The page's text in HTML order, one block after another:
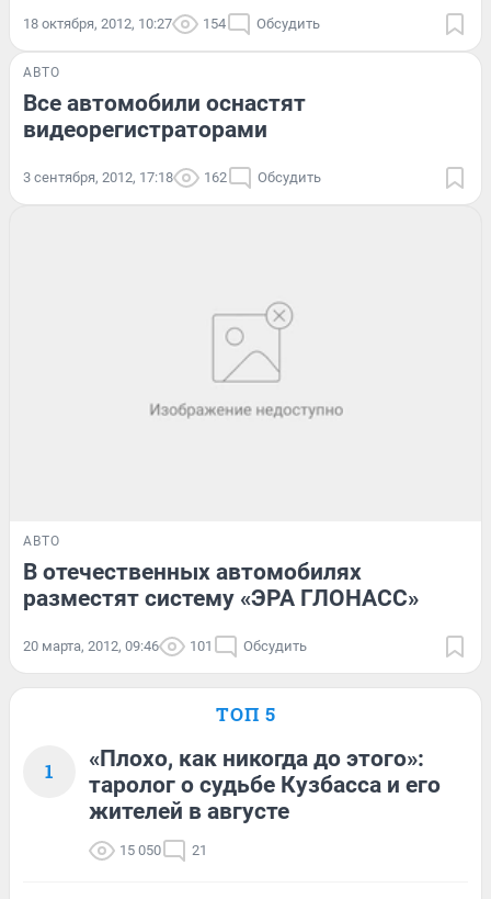
18 октября, 2012, 10:27 154 Обсудить
АВТО
Все автомобили оснастят
видеорегистраторами
3 сентября, 2012, 17:18 162 Обсудить
АВТО
В отечественных автомобилях
разместят систему «ЭРА ГЛОНАСС»
20 марта, 2012, 09:46 101 Обсудить
ТОП 5
1
«Плохо, как никогда до этого»:
таролог о судьбе Кузбасса и его
жителей в августе
15 050 21